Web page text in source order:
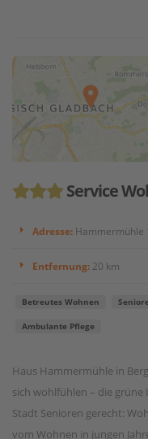
Service
Adresse: Hammermühle
Entfernung: 20 km
Betreutes Wohnen
Ambulante Pflege
Haus Hammermühle in
sich wohlfühlen – die
Stadt Senioren gerecht:
vom Wohnen in jungen